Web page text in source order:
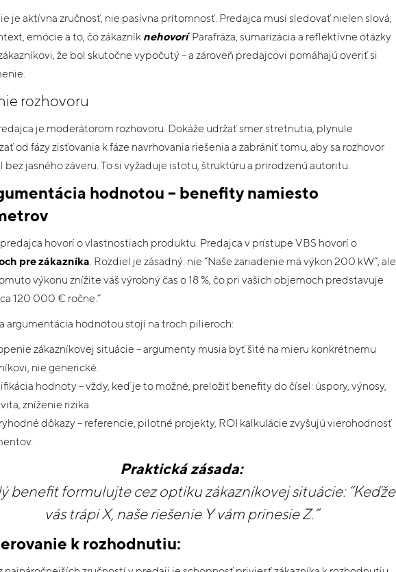
je aktívna zručnosť, nie pasívna prítomnosť. Predajca musí sledovať nielen slová,
emócie a to, čo zákazník nehovorí. Parafráza, sumarizácia a reflektívne otázky
že bol skutočne vypočutý – a zároveň predajcovi pomáhajú overiť si
rozhovoru
je moderátorom rozhovoru. Dokáže udržať smer stretnutia, plynule
od fázy zisťovania k fáze navrhovania riešenia a zabrániť tomu, aby sa rozhovor
bez jasného záveru. To si vyžaduje istotu, štruktúru a prirodzenú autoritu.
hodnotou – benefity namiesto
hovorí o vlastnostiach produktu. Predajca v prístupe VBS hovorí o
pre zákazníka. Rozdiel je zásadný: nie “Naše zariadenie má výkon 200 kW”, ale
výkonu znížite váš výrobný čas o 18 %, čo pri vašich objemoch predstavuje
120 000 € ročne.”
argumentácia hodnotou stojí na troch pilieroch:
zákazníkovej situácie – argumenty musia byť šité na mieru konkrétnemu
nie generické.
hodnoty – vždy, keď je to možné, preložiť benefity do čísel: úspory, výnosy,
zníženie rizika
dôkazy – referencie, pilotné projekty, ROI kalkulácie zvyšujú vierohodnosť
Praktická zásada:
benefit formulujte cez optiku zákazníkovej situácie: “Keďže
vás trápi X, naše riešenie Y vám prinesie Z.”
k rozhodnutiu: